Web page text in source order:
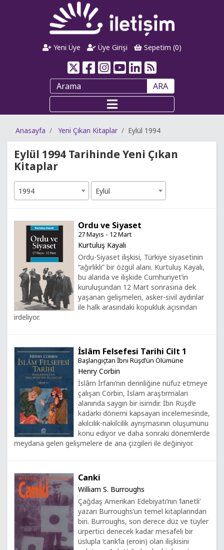
Yeni Üye Üye Girişi Sepetim (0)
ARA
Anasayfa Yeni Çıkan Kitaplar Eylül 1994
Eylül 1994 Tarihinde Yeni Çıkan
Kitaplar
1994 Eylül
Ordu ve Siyaset
27 Mayıs - 12 Mart
Kurtuluş Kayalı
Ordu-Siyaset ilişkisi, Türkiye siyasetinin
“ağırlıklı” bir özgül alanı. Kurtuluş Kayalı,
bu alanda ve ilişkide Cumhuriyet’in
kuruluşundan 12 Mart sonrasına dek
yaşanan gelişmeleri, asker-sivil aydınlar
ile halk arasındaki kopukluk açısından
irdeliyor.
İslâm Felsefesi Tarihi Cilt 1
Başlangıçtan İbni Rüşd’ün Ölümüne
Henry Corbin
İslâm İrfanı’nın derinliğine nüfuz etmeye
çalışan Corbin, İslam araştırmaları
alanında saygın bir isimdir. İbn Rüşd’e
kadarki dönemi kapsayan incelemesinde,
akılcılık-nakilcilik ayrışmasının oluşumunu
konu ediyor ve daha sonraki dönemlerde
meydana gelen gelişmelere de ana çizgileri ile değiniyor.
Canki
William S. Burroughs
Çağdaş Amerikan Edebiyatı’nın ‘lanetli’
yazarı Burroughs’un temel kitaplarından
biri. Burroughs, son derece düz ve tüyler
ürpertici denecek kadar mesafeli bir
üslupla ‘cank’la (eroin) olan ilişkisini